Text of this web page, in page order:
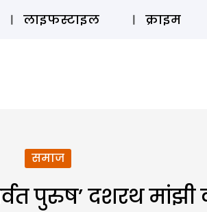
ऑडियो
लाइफस्टाइल क्राइम
समाज
पुरुष’ दशरथ मांझी